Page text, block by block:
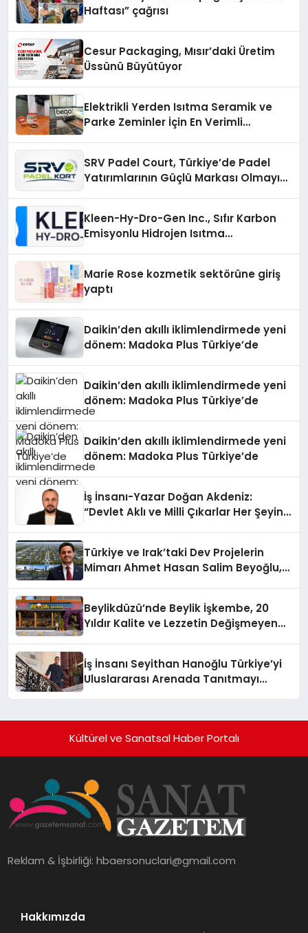
Haftası” çağrısı
Cesur Packaging, Mısır’daki Üretim
Üssünü Büyütüyor
Elektrikli Yerden Isıtma Seramik ve
Parke Zeminler İçin En Verimli
SRV Padel Court, Türkiye’de Padel
Yatırımlarının Güçlü Markası Olmayı
Kleen-Hy-Dro-Gen Inc., Sıfır Karbon
Emisyonlu Hidrojen Isıtma
Marie Rose kozmetik sektörüne giriş
yaptı
Daikin’den akıllı iklimlendirmede yeni
dönem: Madoka Plus Türkiye’de
Daikin’den akıllı iklimlendirmede yeni
dönem: Madoka Plus Türkiye’de
Daikin’den akıllı iklimlendirmede yeni
dönem: Madoka Plus Türkiye’de
İş İnsanı-Yazar Doğan Akdeniz:
“Devlet Aklı ve Milli Çıkarlar Her Şeyin
Türkiye ve Irak’taki Dev Projelerin
Mimarı Ahmet Hasan Salim Beyoğlu,
Hayata Geçirecek
Beylikdüzü’nde Beylik İşkembe, 20
Yıldır Kalite ve Lezzetin Değişmeyen
İş İnsanı Seyithan Hanoğlu Türkiye’yi
Uluslararası Arenada Tanıtmayı
Kültürel ve Sanatsal Haber Portalı
Reklam & İşbirliği:hbaersonuclari@gmail.com
Hakkımızda